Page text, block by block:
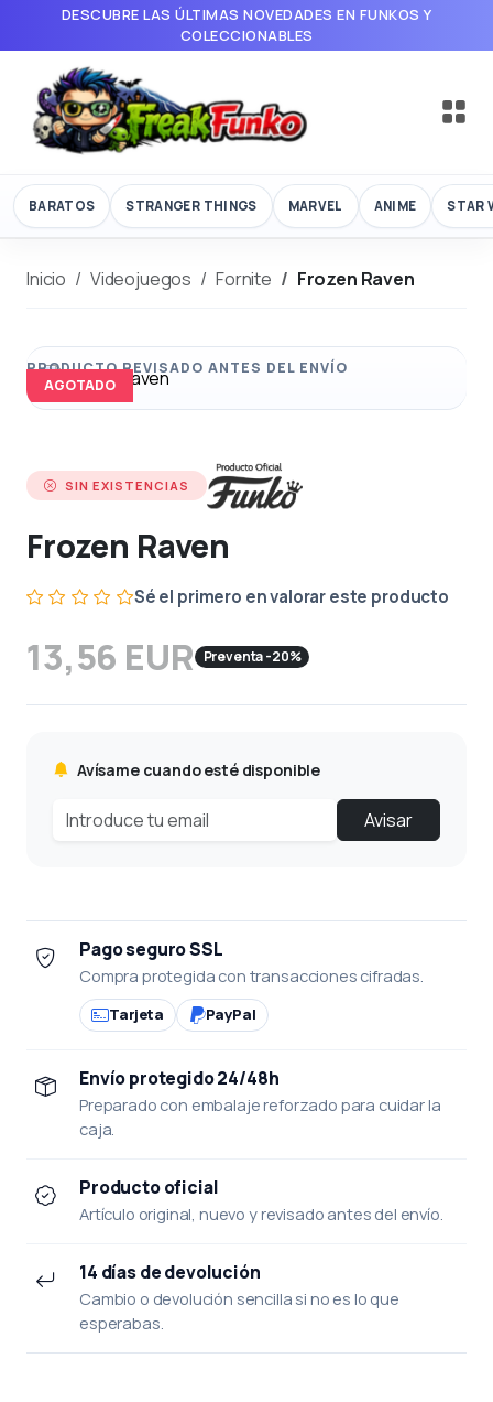
DESCUBRE LAS ÚLTIMAS NOVEDADES EN FUNKOS Y
COLECCIONABLES
BARATOS STRANGER THINGS MARVEL ANIME STAR
Inicio Videojuegos Fornite Frozen Raven
AGOTADO
SIN EXISTENCIAS
Frozen Raven
Sé el primero en valorar este producto
13,56 EUR Preventa -20%
Avísame cuando esté disponible
Avisar
Pago seguro SSL
Compra protegida con transacciones cifradas.
Tarjeta PayPal
Envío protegido 24/48h
Preparado con embalaje reforzado para cuidar la
caja.
Producto oficial
Artículo original, nuevo y revisado antes del envío.
14 días de devolución
Cambio o devolución sencilla si no es lo que
esperabas.